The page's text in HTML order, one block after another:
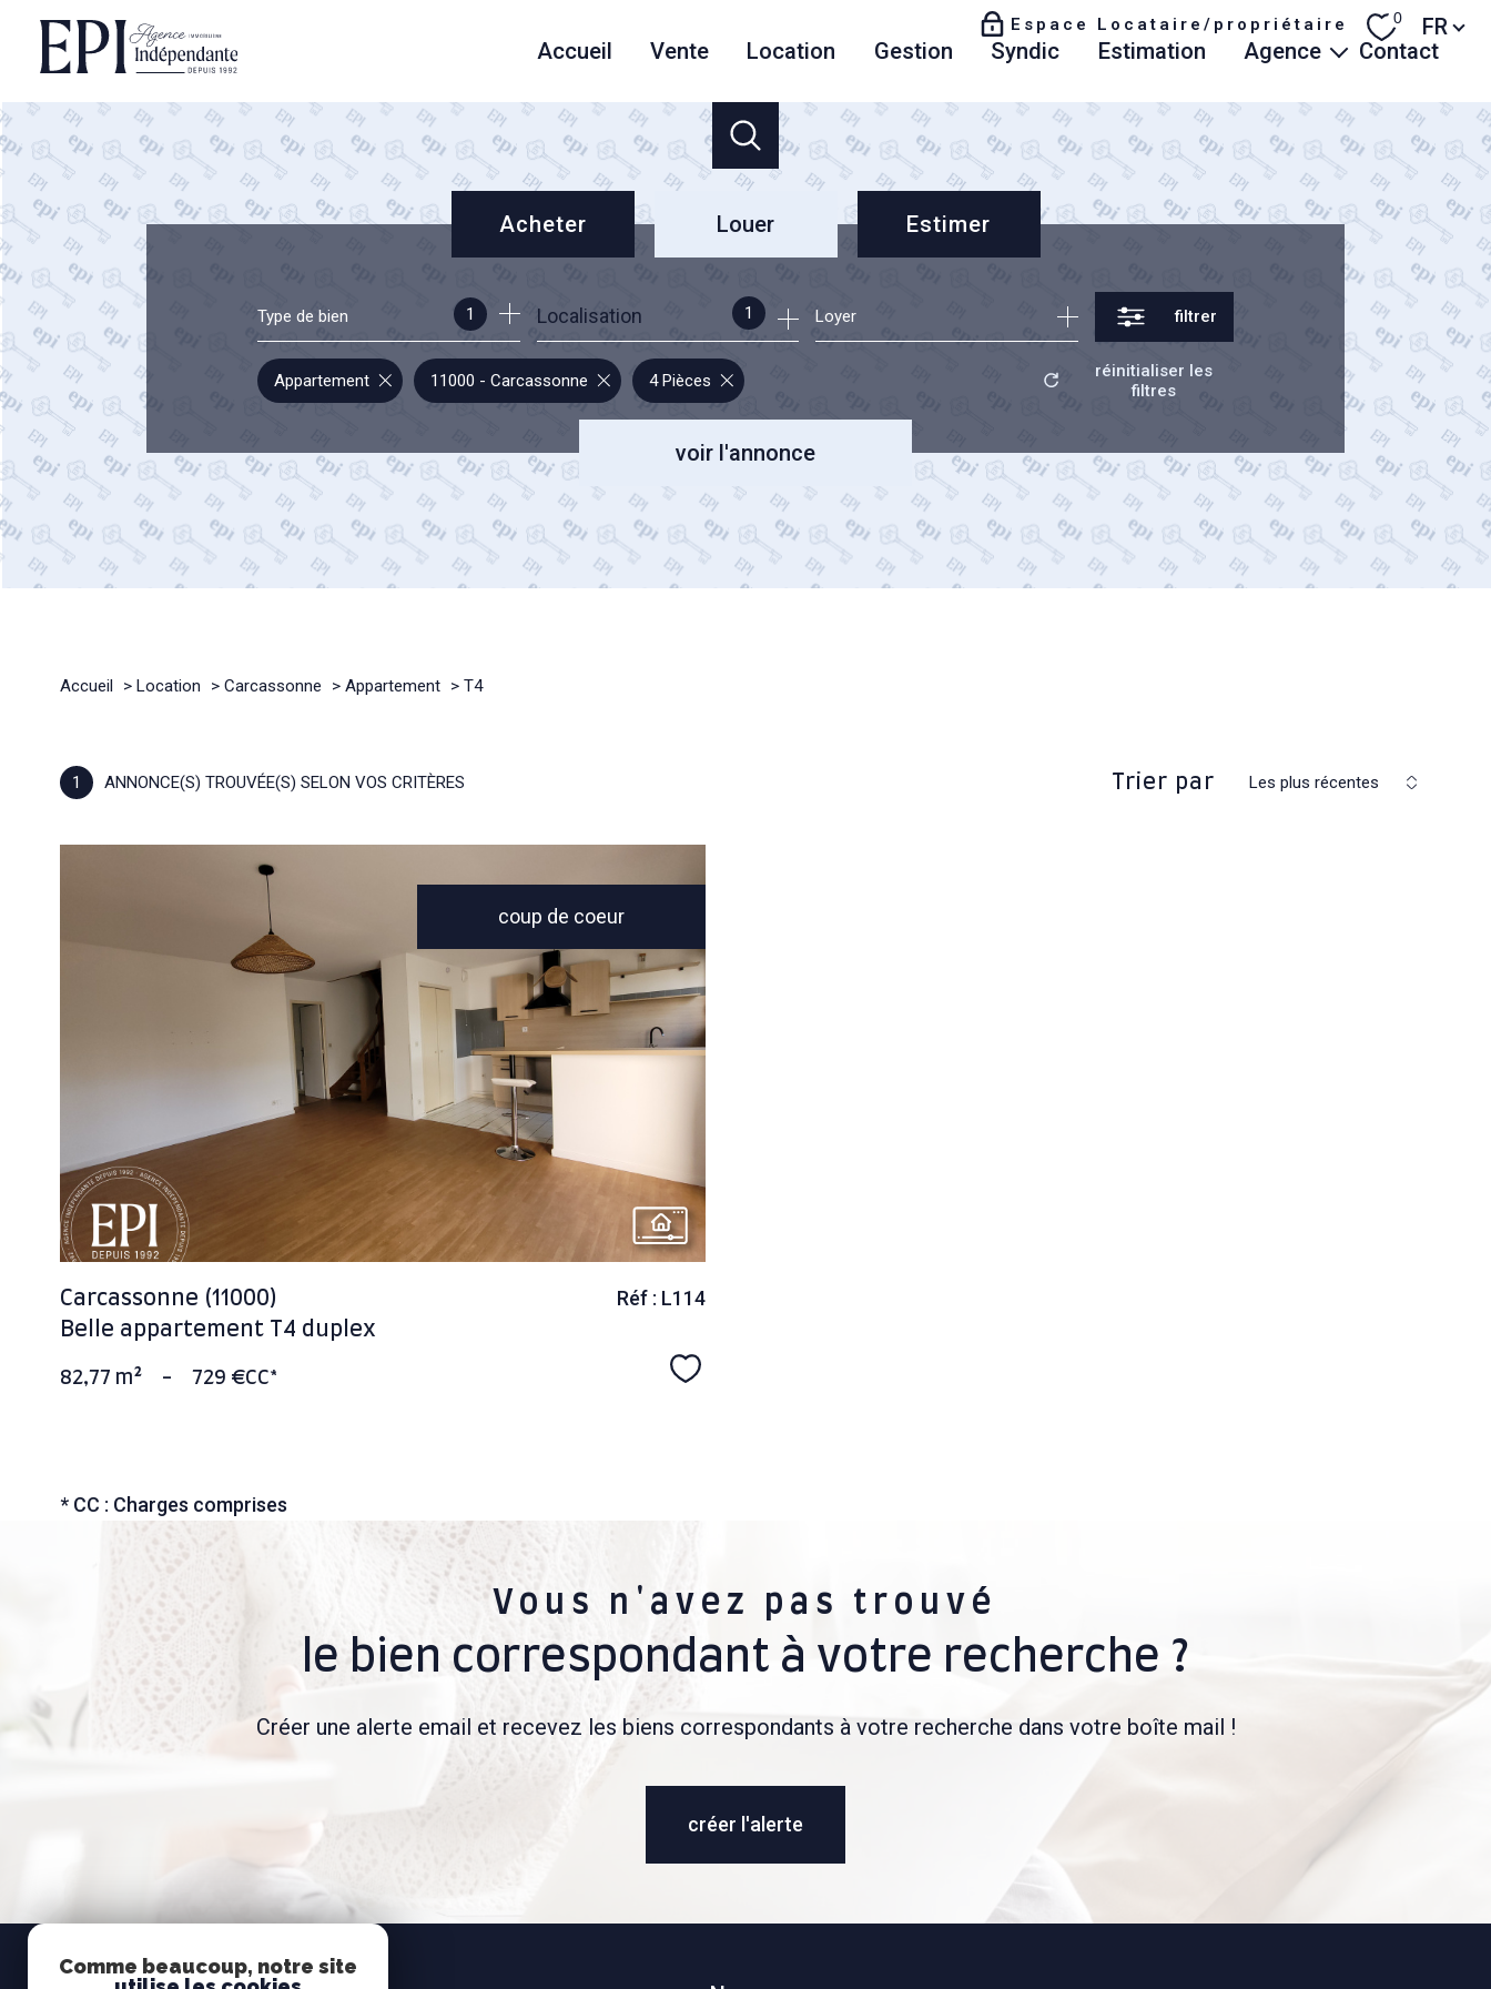
Espace Locataire/propriétaire 0 Langue
FR
accueil
vente location gestion syndic estimation agence
Qui sommes-nous
Actualités
Avis de nos clients
contact
Acheter
résidence principale
investisseur pro
Louer
à l'année
investisseur pro
Estimer
Type de bien 1 1
Localisation Loyer filtrer
voir l'annonce
Appartement 11000 - Carcassonne 4 Pièces
réinitialiser les
filtres
Accueil Location Carcassonne Appartement T4
1 ANNONCE(S) TROUVÉE(S) SELON VOS CRITÈRES Trier par Les plus récentes
coup de coeur
voir le
bien
Carcassonne (11000)
Belle appartement T4 duplex
Réf : L114
82,77 m² - 729 €CC* Sélectionner
* CC : Charges comprises
Vous n'avez pas trouvé
le bien correspondant à votre recherche ?
Créer une alerte email et recevez les biens correspondants à votre recherche dans votre boîte mail !
créer l'alerte
Comme beaucoup, notre site